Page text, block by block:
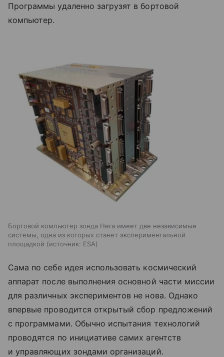
Программы удаленно загрузят в бортовой
компьютер.
Бортовой компьютер зонда Hera имеет две независимые
системы, одна из которых станет экспериментальной
площадкой
источник: ESA
Сама по себе идея использовать космический
аппарат после выполнения основной части миссии
для различных экспериментов не нова. Однако
впервые проводится открытый сбор предложений
с программами. Обычно испытания технологий
проводятся по инициативе самих агентств
и управляющих зондами организаций.